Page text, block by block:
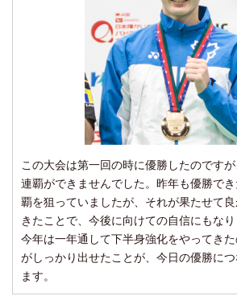
この大会は第一回の時に優勝したのです
連覇ができませんでした。昨年も優勝で
覇を狙っていましたが、それが果たせて
きたことで、今後に向けての自信にもなり
今年は一年通して下半身強化をやってき
がしっかり出せたことが、今日の優勝に
ます。